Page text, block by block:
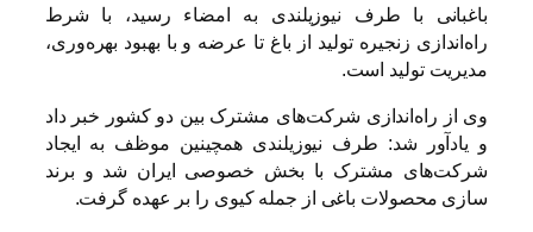
باغبانی با طرف نیوزیلندی به امضاء رسید، با شرط
راه‌اندازی زنجیره تولید از باغ تا عرضه و با بهبود بهره‌وری،
مدیریت تولید است.
وی از راه‌اندازی شرکت‌های مشترک بین دو کشور خبر داد
و یادآور شد: طرف نیوزیلندی همچینین موظف به ایجاد
شرکت‌های مشترک با بخش خصوصی ایران شد و برند
سازی محصولات باغی از جمله کیوی را بر عهده گرفت.